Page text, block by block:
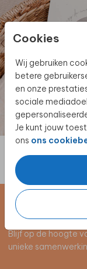
Cookies
Wij gebruiken
betere
en onze
sociale
Je kunt jouw
ons ons
Schrijf je in
Blijf op de hoogte
unieke